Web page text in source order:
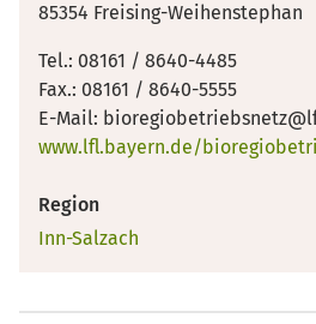
85354 Freising-Weihenstephan
Tel.: 08161 / 8640-4485
Fax.: 08161 / 8640-5555
E-Mail:
www.lfl.bayern.de/
Region
Inn-Salzach